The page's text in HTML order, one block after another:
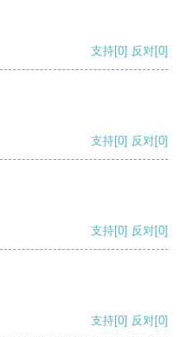
支持[0] 反对[0]
支持[0] 反对[0]
支持[0] 反对[0]
支持[0] 反对[0]